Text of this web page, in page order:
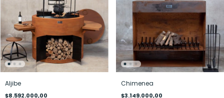
Aljibe
$8.592.000,00
Chimenea
$3.149.000,00